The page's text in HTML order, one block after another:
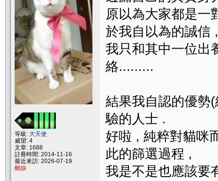
等級: 大天使
威望: 4
文章: 1688
註冊時間: 2014-11-16
最近來訪: 2026-07-19
離線
原以為大家都是一
於我自以為的誠信 ,
我只和其中一位出
絡.........
結果我自認的優勢
驗的人士 .
好啦 , 純粹對貓咪
此的篩選過程 ,
我是不是也應該要